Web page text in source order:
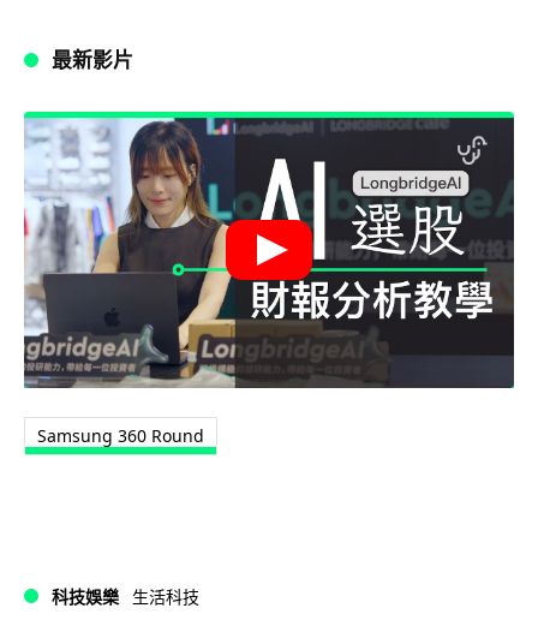
最新影片
Samsung 360 Round
科技娛樂 生活科技